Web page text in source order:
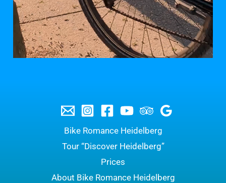
Bike Romance Heidelberg
Tour “Discover Heidelberg”
Prices
About Bike Romance Heidelberg